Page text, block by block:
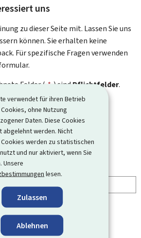
verwendet für ihren Betrieb
ohne Nutzung
Daten. Diese Cookies
abgelehnt werden. Nicht
werden zu statistischen
und nur aktiviert, wenn Sie
Unsere
lesen.
Zulassen
Ablehnen
uns
zu dieser Seite mit. Lassen Sie uns
können. Sie erhalten keine
Für spezifische Fragen verwenden
Felder ( * ) sindPflichtfelder.
Sie gesucht haben?
Seite?